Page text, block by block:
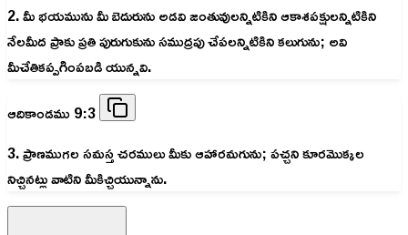
2. మీ భయమును మీ బెదురును అడవి జంతువులన్నిటికిని ఆకాశపక్షులన్నిటికిని
నేలమీద ప్రాకు ప్రతి పురుగుకును సముద్రపు చేపలన్నిటికిని కలుగును; అవి
మీచేతికప్పగింపబడి యున్నవి.
ఆదికాండము 9:3
3. ప్రాణముగల సమస్త చరములు మీకు ఆహారమగును; పచ్చని కూరమొక్కల
నిచ్చినట్లు వాటిని మీకిచ్చియున్నాను.